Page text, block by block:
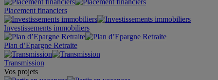
Placement financiers
Investissements immobiliers
Plan d’Epargne Retraite
Transmission
Vos projets